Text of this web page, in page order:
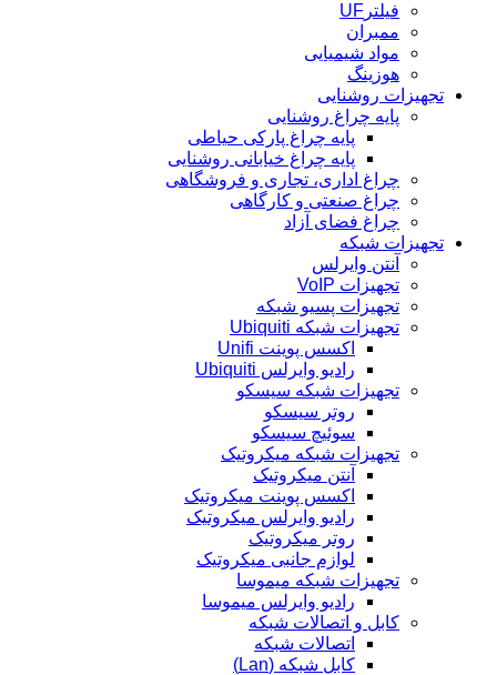
فیلترUF
ممبران
مواد شیمیایی
هوزینگ
تجهیزات روشنایی
پایه چراغ روشنایی
پایه چراغ پارکی حیاطی
پایه چراغ خیابانی روشنایی
چراغ اداری، تجاری و فروشگاهی
چراغ صنعتی و کارگاهی
چراغ فضای آزاد
تجهیزات شبکه
آنتن وایرلس
تجهیزات VoIP
تجهیزات پسیو شبکه
تجهیزات شبکه Ubiquiti
اکسس پوینت Unifi
رادیو وایرلس Ubiquiti
تجهیزات شبکه سیسکو
روتر سیسکو
سوئیچ سیسکو
تجهیزات شبکه میکروتیک
آنتن میکروتیک
اکسس پوینت میکروتیک
رادیو وایرلس میکروتیک
روتر میکروتیک
لوازم جانبی میکروتیک
تجهیزات شبکه میموسا
رادیو وایرلس میموسا
کابل و اتصالات شبکه
اتصالات شبکه
کابل شبکه (Lan)